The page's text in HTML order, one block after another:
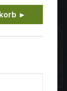
►